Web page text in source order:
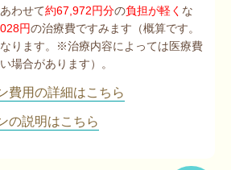
わせて約67,972円分の負担が軽く な
円の治療費ですみます（概算です。
ります。※治療内容によっては医療費
場合があります）。
費用の詳細はこちら
の説明はこちら